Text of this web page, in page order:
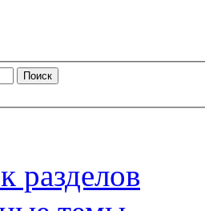
разделов